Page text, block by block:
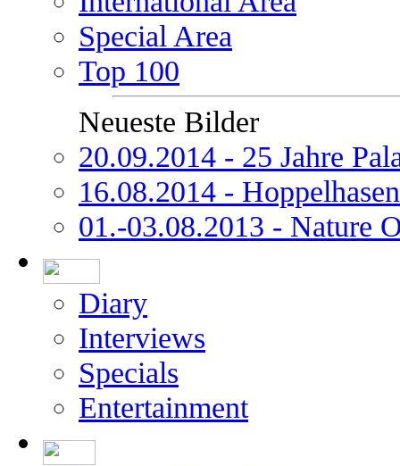
Special Area
Top 100
Neueste Bilder
20.09.2014 - 25 Jahre
16.08.2014 -
01.-03.08.2013 - Nature
Diary
Interviews
Specials
Entertainment